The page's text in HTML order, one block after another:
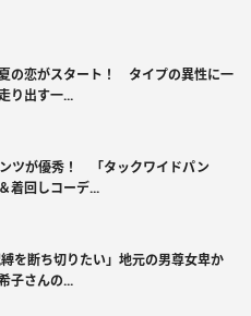
の恋がスタート！ タイプの異性に一
出す一...
ツが優秀！ 「タックワイドパン
着回しコーデ...
縛を断ち切りたい」地元の男尊女卑か
子さんの...